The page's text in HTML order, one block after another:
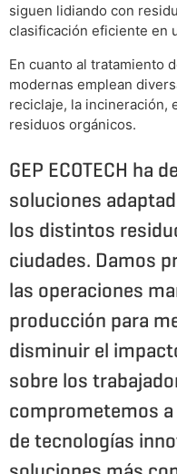
siguen lidiando con
clasificación eficiente en
En cuanto al tratamiento
modernas emplean
reciclaje, la incineración,
residuos orgánicos.
GEP ECOTECH ha
soluciones
los distintos
ciudades. Damos
las operaciones
producción para
disminuir el
sobre los
comprometemos a
de tecnologías